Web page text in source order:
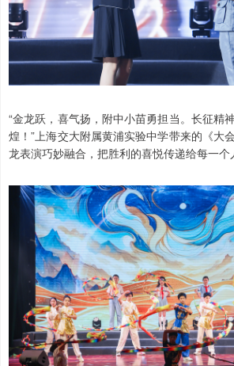
“金龙跃，喜气扬，附中小苗勇担当。长征精
煌！”上海交大附属黄浦实验中学带来的《大
龙表演巧妙融合，把胜利的喜悦传递给每一个